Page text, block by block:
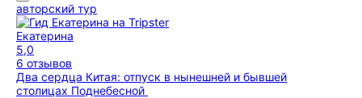
авторский тур
Екатерина
5,0
6 отзывов
Два сердца Китая: отпуск в нынешней и бывшей
столицах Поднебесной